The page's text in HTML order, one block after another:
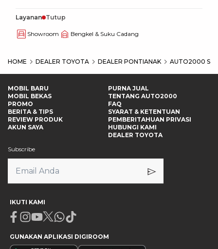
Layanan Tutup
Showroom Bengkel & Suku Cadang
HOME DEALER TOYOTA DEALER PONTIANAK AUTO2000
MOBIL BARU
MOBIL BEKAS
PROMO
BERITA & TIPS
REVIEW PRODUK
AKUN SAYA
PURNA JUAL
TENTANG AUTO2000
FAQ
SYARAT & KETENTUAN
PEMBERITAHUAN PRIVASI
HUBUNGI KAMI
DEALER TOYOTA
Subscribe
IKUTI KAMI
Facebook
Instagram
Youtube
X Whatsapp
Tiktok
GUNAKAN APLIKASI DIGIROOM